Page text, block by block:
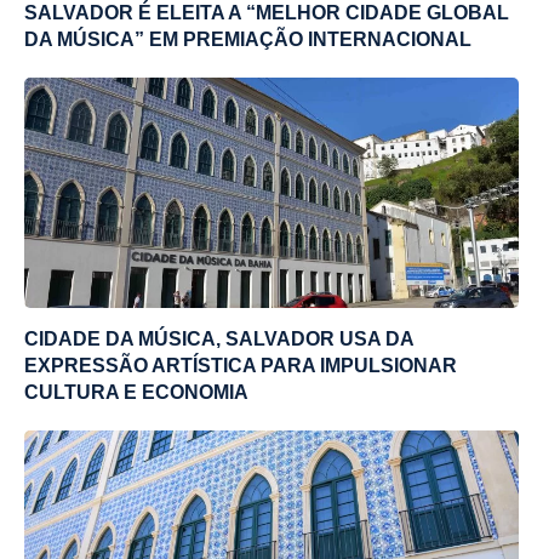
SALVADOR É ELEITA A “MELHOR CIDADE GLOBAL
DA MÚSICA” EM PREMIAÇÃO INTERNACIONAL
CIDADE DA MÚSICA, SALVADOR USA DA
EXPRESSÃO ARTÍSTICA PARA IMPULSIONAR
CULTURA E ECONOMIA